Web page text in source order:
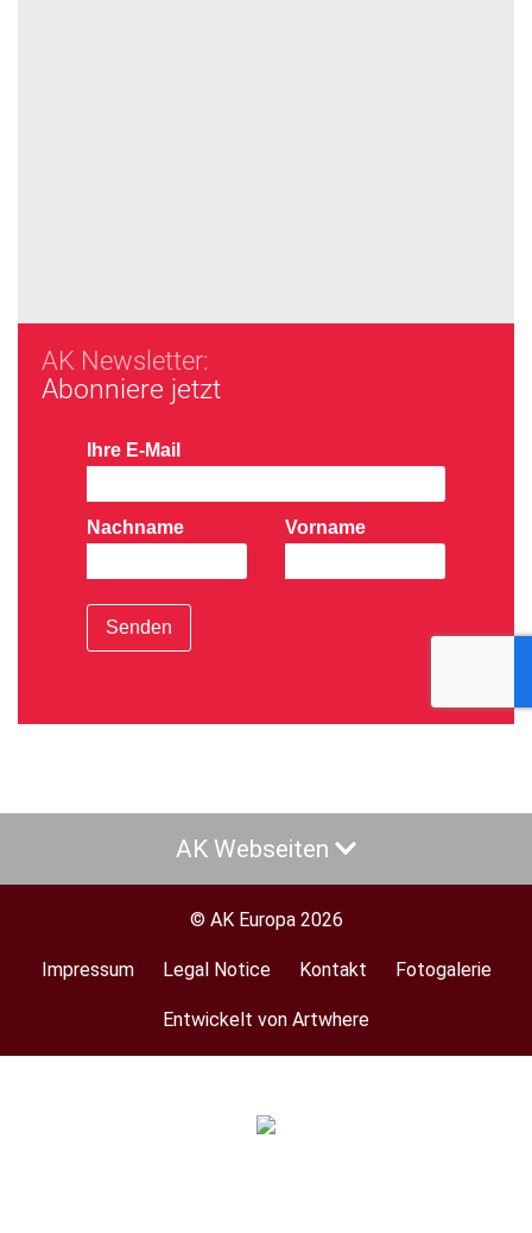
AK Newsletter:
Abonniere jetzt
Ihre E-Mail
Nachname Vorname
Senden
AK Webseiten
© AK Europa 2026
Footer
Impressum Legal Notice Kontakt Fotogalerie
Entwickelt von Artwhere